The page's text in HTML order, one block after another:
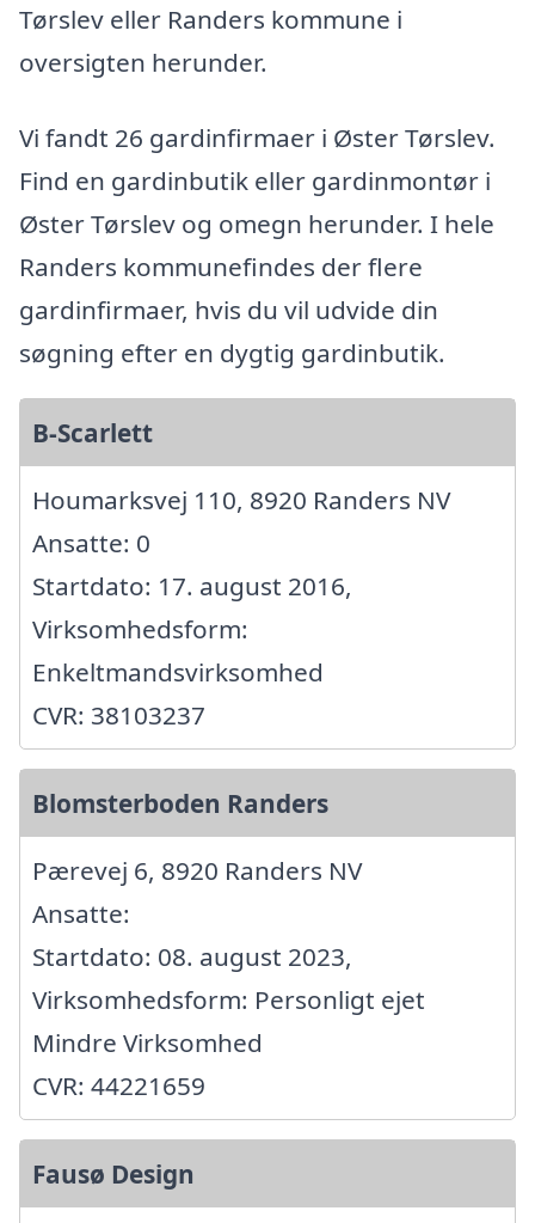
Tørslev eller Randers kommune i
oversigten herunder.
Vi fandt 26 gardinfirmaer i Øster Tørslev.
Find en gardinbutik eller gardinmontør i
Øster Tørslev og omegn herunder. I hele
Randers kommunefindes der flere
gardinfirmaer, hvis du vil udvide din
søgning efter en dygtig gardinbutik.
B-Scarlett
Houmarksvej 110, 8920 Randers NV
Ansatte: 0
Startdato: 17. august 2016,
Virksomhedsform:
Enkeltmandsvirksomhed
CVR: 38103237
Blomsterboden Randers
Pærevej 6, 8920 Randers NV
Ansatte:
Startdato: 08. august 2023,
Virksomhedsform: Personligt ejet
Mindre Virksomhed
CVR: 44221659
Fausø Design